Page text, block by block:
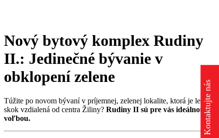
Nový bytový komplex Rudiny
II.: Jedinečné bývanie v
obklopení zelene
Túžite po novom bývaní v príjemnej, zelenej lokalite, ktorá je len na
skok vzdialená od centra Žiliny? Rudiny II sú pre vás ideálnou
voľbou.
Kontaktujte nás